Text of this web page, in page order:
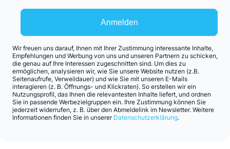
Anmelden
Wir freuen uns darauf, Ihnen mit Ihrer Zustimmung interessante Inhalte,
Empfehlungen und Werbung von uns und unseren Partnern zu schicken,
die genau auf Ihre Interessen zugeschnitten sind. Um dies zu
ermöglichen, analysieren wir, wie Sie unsere Website nutzen (z.B.
Seitenaufrufe, Verweildauer) und wie Sie mit unseren E-Mails
interagieren (z. B. Öffnungs- und Klickraten). So erstellen wir ein
Nutzungsprofil, das Ihnen die relevantesten Inhalte liefert, und ordnen
Sie in passende Werbezielgruppen ein. Ihre Zustimmung können Sie
jederzeit widerrufen, z. B. über den Abmeldelink im Newsletter. Weitere
Informationen finden Sie in unserer Datenschutzerklärung.